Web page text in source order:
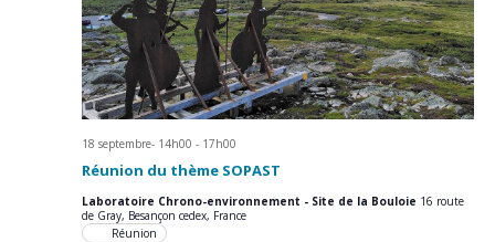
Réunion du thème SOPAST
18 septembre- 14h00 - 17h00
Laboratoire Chrono-environnement - Site de la Bouloie 16 route
de Gray, Besançon cedex, France
Réunion